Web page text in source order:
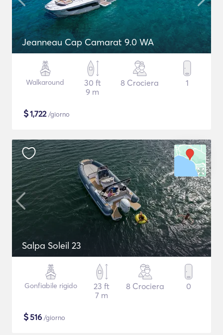
Jeanneau Cap Camarat 9.0 WA
Walkaround
30 ft
9 m
8 Crociera 1
$1,722/giorno
Salpa Soleil 23
Gonfiabile rigido
23 ft
7 m
8 Crociera 0
$516 /giorno